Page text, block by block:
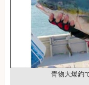
青物大爆釣